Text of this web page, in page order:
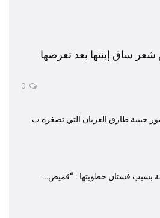
شعر ساق إبنتها بعد تعرضها
حبيبة طارق العريان التي تصغره ب
بسبب فستان خطوبتها : “قميص…